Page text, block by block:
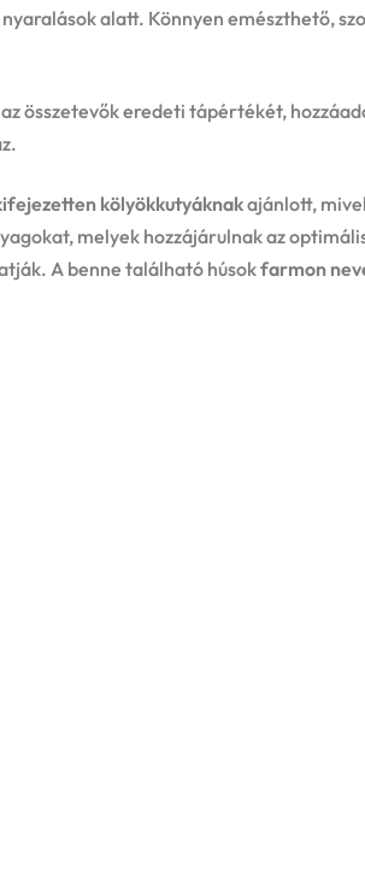
alatt. Könnyen emészthető,
összetevők eredeti tápértékét,
kölyökkutyáknakajánlott, mivel
melyek hozzájárulnak az
A benne található húsokfarmon